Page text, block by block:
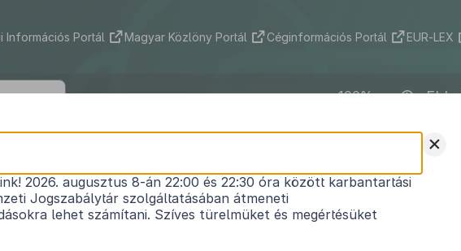
Információs Portál Magyar Közlöny Portál Céginformációs Portál EUR-LEX
ELI
4/2009. (III. 6.) IRM rendelet
Végrendeletek Országos Nyilvántartásáról
Hatályos: 2023. 09. 22. –
+
2026. augusztus 8-án 22:00 és 22:30 óra között karbantartási
Jogszabálytár szolgáltatásában átmeneti
lehet számítani. Szíves türelmüket és megértésüket